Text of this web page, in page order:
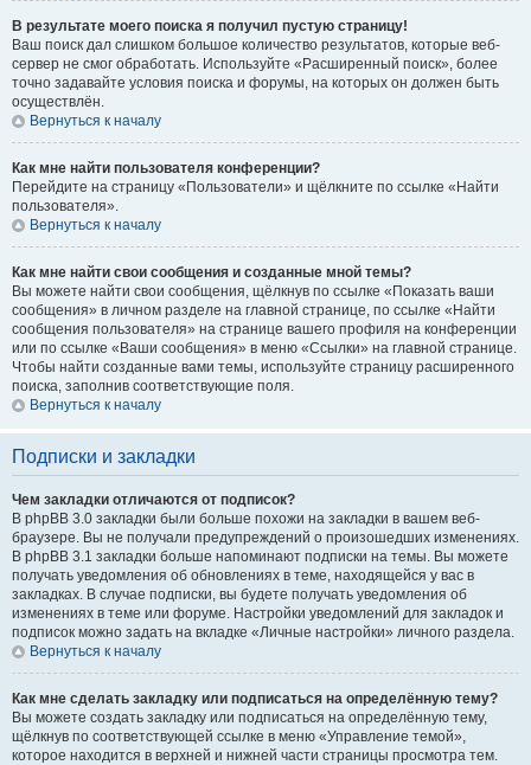
В результате моего поиска я получил пустую страницу!
Ваш поиск дал слишком большое количество результатов, которые веб-
сервер не смог обработать. Используйте «Расширенный поиск», более
точно задавайте условия поиска и форумы, на которых он должен быть
осуществлён.
Вернуться к началу
Как мне найти пользователя конференции?
Перейдите на страницу «Пользователи» и щёлкните по ссылке «Найти
пользователя».
Вернуться к началу
Как мне найти свои сообщения и созданные мной темы?
Вы можете найти свои сообщения, щёлкнув по ссылке «Показать ваши
сообщения» в личном разделе на главной странице, по ссылке «Найти
сообщения пользователя» на странице вашего профиля на конференции
или по ссылке «Ваши сообщения» в меню «Ссылки» на главной странице.
Чтобы найти созданные вами темы, используйте страницу расширенного
поиска, заполнив соответствующие поля.
Вернуться к началу
Подписки и закладки
Чем закладки отличаются от подписок?
В phpBB 3.0 закладки были больше похожи на закладки в вашем веб-
браузере. Вы не получали предупреждений о произошедших изменениях.
В phpBB 3.1 закладки больше напоминают подписки на темы. Вы можете
получать уведомления об обновлениях в теме, находящейся у вас в
закладках. В случае подписки, вы будете получать уведомления об
изменениях в теме или форуме. Настройки уведомлений для закладок и
подписок можно задать на вкладке «Личные настройки» личного раздела.
Вернуться к началу
Как мне сделать закладку или подписаться на определённую тему?
Вы можете создать закладку или подписаться на определённую тему,
щёлкнув по соответствующей ссылке в меню «Управление темой»,
которое находится в верхней и нижней части страницы просмотра тем.